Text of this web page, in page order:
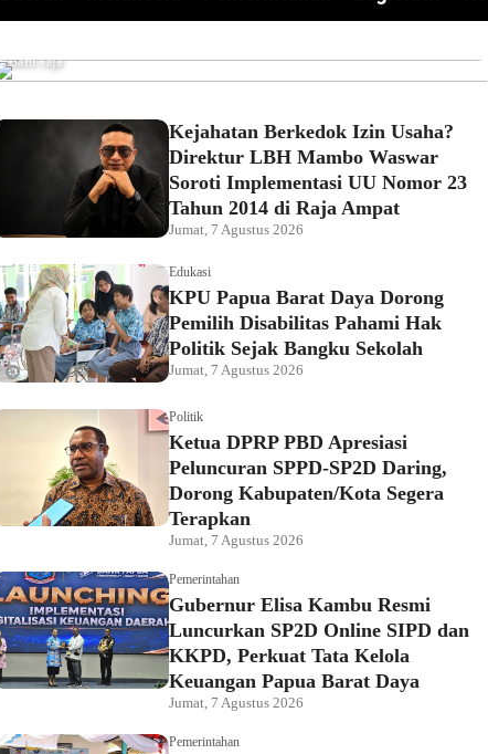
Baru saja
Kejahatan Berkedok Izin Usaha?
Direktur LBH Mambo Waswar
Soroti Implementasi UU Nomor 23
Tahun 2014 di Raja Ampat
Jumat, 7 Agustus 2026
Edukasi
KPU Papua Barat Daya Dorong
Pemilih Disabilitas Pahami Hak
Politik Sejak Bangku Sekolah
Jumat, 7 Agustus 2026
Politik
Ketua DPRP PBD Apresiasi
Peluncuran SPPD-SP2D Daring,
Dorong Kabupaten/Kota Segera
Terapkan
Jumat, 7 Agustus 2026
Pemerintahan
Gubernur Elisa Kambu Resmi
Luncurkan SP2D Online SIPD dan
KKPD, Perkuat Tata Kelola
Keuangan Papua Barat Daya
Jumat, 7 Agustus 2026
Pemerintahan